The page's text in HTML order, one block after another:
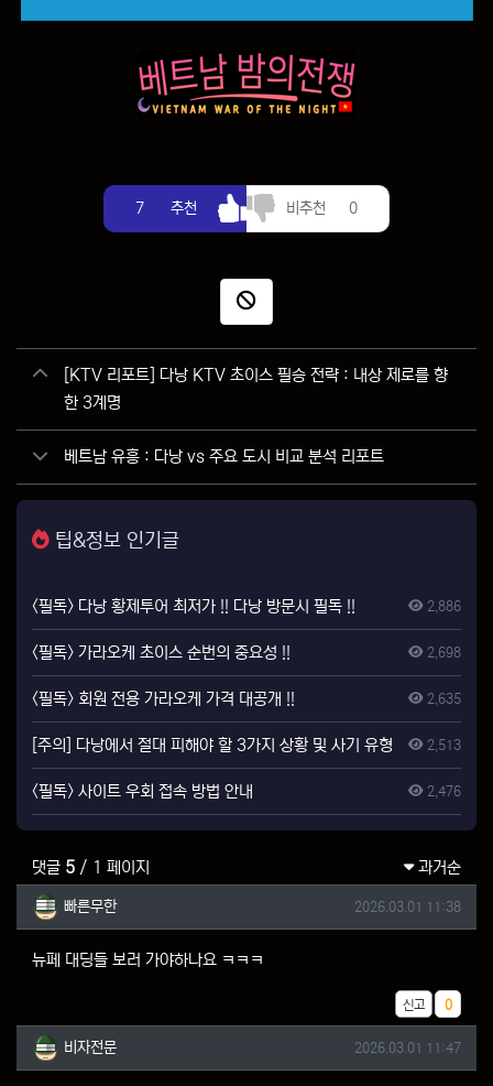
7 추천 추천 비추천 0
비추천
신고
관련자료[KTV 리포트] 다낭 KTV 초이스 필승 전략 : 내상 제로를 향
한 3계명
베트남 유흥 : 다낭 vs 주요 도시 비교 분석 리포트
팁&정보 인기글
<필독> 다낭 황제투어 최저가 !! 다낭 방문시 필독 !! 2,886
<필독> 가라오케 초이스 순번의 중요성 !! 2,698
<필독> 회원 전용 가라오케 가격 대공개 !! 2,635
[주의] 다낭에서 절대 피해야 할 3가지 상황 및 사기 유형 2,513
<필독> 사이트 우회 접속 방법 안내 2,476
댓글 5 / 1 페이지 과거순
빠른무한님의 댓글
빠른무한 작성일
2026.03.01 11:38
뉴페 대딩들 보러 가야하나요 ㅋㅋㅋ
신고 추천
0
비자전문님의 댓글
비자전문 작성일
2026.03.01 11:47